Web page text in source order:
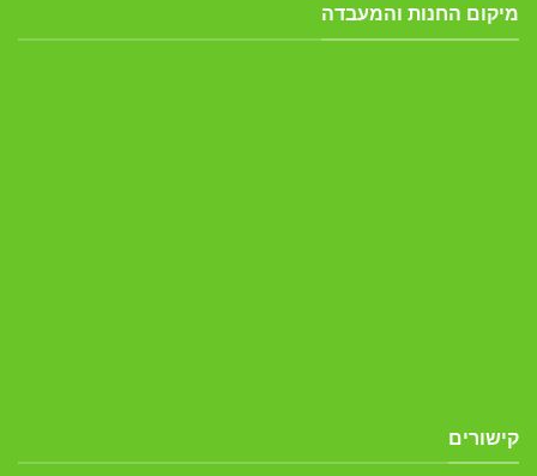
מיקום החנות והמעבדה
קישורים